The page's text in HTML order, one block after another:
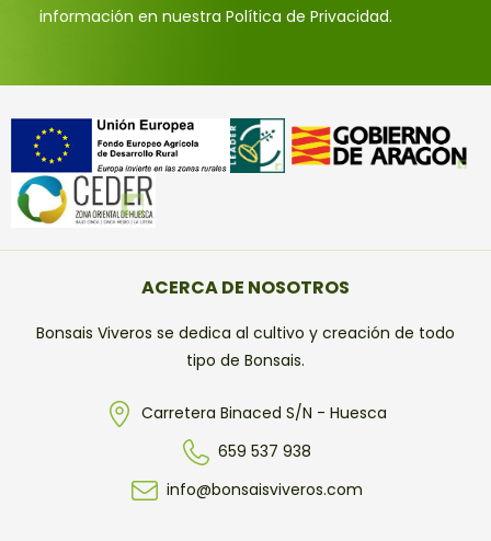
información en nuestra Política de Privacidad.
ACERCA DE NOSOTROS
Bonsais Viveros se dedica al cultivo y creación de todo
tipo de Bonsais.
Carretera Binaced S/N - Huesca
659 537 938
info@bonsaisviveros.com